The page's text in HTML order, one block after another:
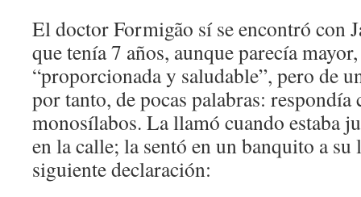
El doctor Formigão sí se encontró con
que tenía 7 años, aunque parecía
“proporcionada y saludable”, pero de
por tanto, de pocas palabras:
monosílabos. La llamó cuando estaba
en la calle; la sentó en un banquito a
siguiente declaración: